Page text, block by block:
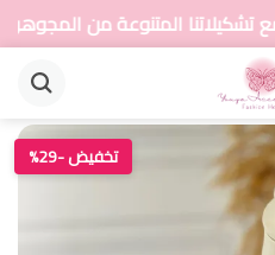
من المجوهرات
تخفيض -29%